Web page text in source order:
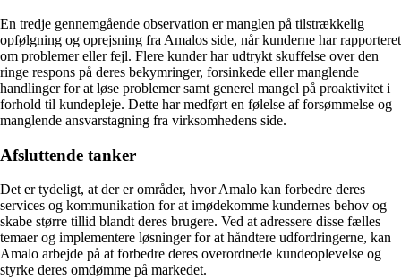
En tredje gennemgående observation er manglen på tilstrækkelig
opfølgning og oprejsning fra Amalos side, når kunderne har rapporteret
om problemer eller fejl. Flere kunder har udtrykt skuffelse over den
ringe respons på deres bekymringer, forsinkede eller manglende
handlinger for at løse problemer samt generel mangel på proaktivitet i
forhold til kundepleje. Dette har medført en følelse af forsømmelse og
manglende ansvarstagning fra virksomhedens side.
Afsluttende tanker
Det er tydeligt, at der er områder, hvor Amalo kan forbedre deres
services og kommunikation for at imødekomme kundernes behov og
skabe større tillid blandt deres brugere. Ved at adressere disse fælles
temaer og implementere løsninger for at håndtere udfordringerne, kan
Amalo arbejde på at forbedre deres overordnede kundeoplevelse og
styrke deres omdømme på markedet.